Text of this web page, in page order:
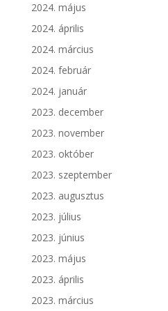
2024. május
2024. április
2024. március
2024. február
2024. január
2023. december
2023. november
2023. október
2023. szeptember
2023. augusztus
2023. július
2023. június
2023. május
2023. április
2023. március